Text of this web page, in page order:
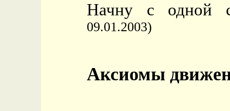
Начну с одной
09.01.2003)
Аксиомы